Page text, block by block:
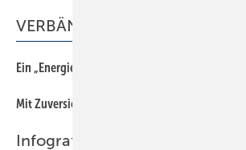
VERBÄNDE
Ein „Energiefrieden“ zur Wärmewende gefordert
Mit Zuversicht in die nächsten Jahre gehen !
Infografik